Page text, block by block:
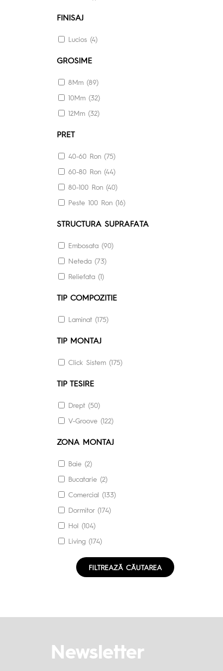
FINISAJ
Lucios (4)
GROSIME
8Mm (89)
10Mm (32)
12Mm (32)
PRET
40-60 Ron (75)
60-80 Ron (44)
80-100 Ron (40)
Peste 100 Ron (16)
STRUCTURA SUPRAFATA
Embosata (90)
Neteda (73)
Reliefata (1)
TIP COMPOZITIE
Laminat (175)
TIP MONTAJ
Click Sistem (175)
TIP TESIRE
Drept (50)
V-Groove (122)
ZONA MONTAJ
Baie (2)
Bucatarie (2)
Comercial (133)
Dormitor (174)
Hol (104)
Living (174)
FILTREAZĂ CĂUTAREA
Newsletter